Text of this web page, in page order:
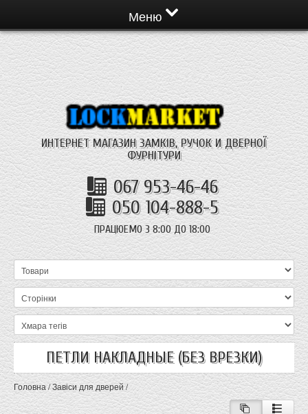
Меню
ИНТЕРНЕТ МАГАЗИН ЗАМКІВ, РУЧОК И ДВЕРНОЇ
ФУРНІТУРИ
067 953-46-46
050 104-888-5
ПРАЦЮЕМО З 8:00 ДО 18:00
ПЕТЛИ НАКЛАДНЫЕ (БЕЗ ВРЕЗКИ)
Головна/Завіси для дверей/